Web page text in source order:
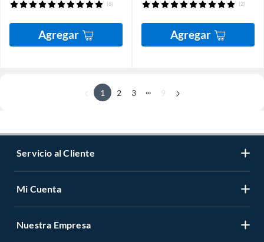
(6)
Agregar
(2)
Agregar
1 2 3 ... 9
Servicio al Cliente
Mi Cuenta
Nuestra Empresa